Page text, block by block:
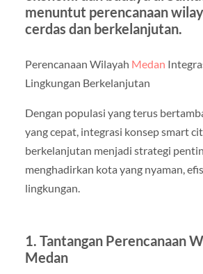
menuntut perencanaan
cerdas dan berkelanjutan.
Perencanaan Wilayah Medan
Lingkungan Berkelanjutan
Dengan populasi yang terus
yang cepat, integrasi konsep smart
berkelanjutan menjadi strategi
menghadirkan kota yang nyaman,
lingkungan.
1. Tantangan Perencanaan
Medan